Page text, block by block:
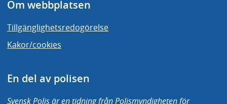
Om webbplatsen
Tillgänglighetsredogörelse
Kakor/cookies
En del av polisen
Svensk Polis är en tidning från Polismyndigheten för